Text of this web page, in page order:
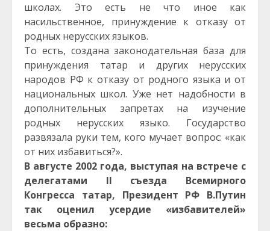
школах. Это есть не что иное как
насильственное, принуждение к отказу от
родных нерусских языков.
То есть, создана законодательная база для
принуждения татар и других нерусских
народов РФ к отказу от родного языка и от
национальных школ. Уже нет надобности в
дополнительных запретах на изучение
родных нерусских языко. Государство
развязала руки тем, кого мучает вопрос: «как
от них избавиться?».
В августе 2002 года, выступая на встрече с
делегатами II съезда Всемирного
Конгресса татар, Президент РФ В.Путин
так оценил усердие «избавителей»
весьма образно: